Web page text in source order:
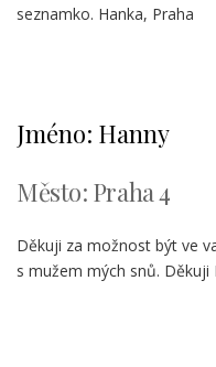
seznamko. Hanka, Praha
Jméno: Hanny
Město: Praha 4
Děkuji za možnost být ve
s mužem mých snů. Děkuji